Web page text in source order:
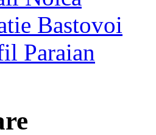
Bastovoi
Paraian